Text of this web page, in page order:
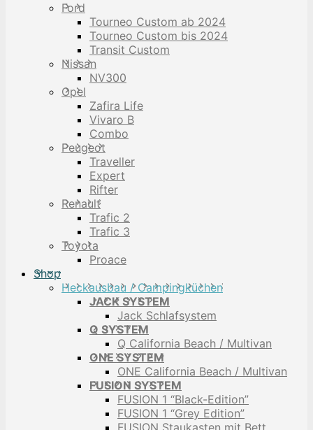
Ford
Tourneo Custom ab 2024
Tourneo Custom bis 2024
Transit Custom
Nissan
NV300
Opel
Zafira Life
Vivaro B
Combo
Peugeot
Traveller
Expert
Rifter
Renault
Trafic 2
Trafic 3
Toyota
Proace
Shop
Heckausbau / Campingküchen
JACK SYSTEM
Jack Schlafsystem
Q SYSTEM
Q California Beach / Multivan
ONE SYSTEM
ONE California Beach / Multivan
FUSION SYSTEM
FUSION 1 “Black-Edition”
FUSION 1 “Grey Edition”
FUSION Staukasten mit Bett